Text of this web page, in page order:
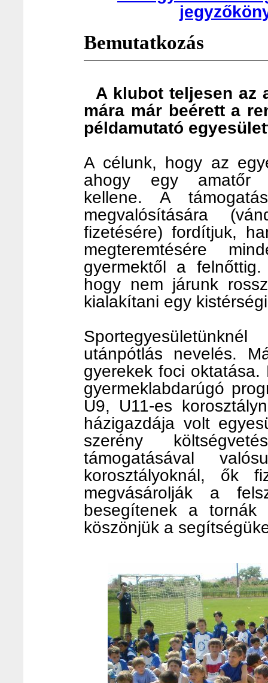
Bemutatkozás
A klubot teljesen az
mára már beérett a
példamutató
A célunk, hogy az
ahogy egy amatőr
kellene. A
megvalósítására
fizetésére) fordítjuk,
megteremtésére
gyermektől a
hogy nem járunk
kialakítani egy
utánpótlás nevelés.
gyerekek foci
gyermeklabdarúgó
U9, U11-es
házigazdája volt
szerény
támogatásával
korosztályoknál, ők
megvásárolják a
besegítenek a tornák
köszönjük a